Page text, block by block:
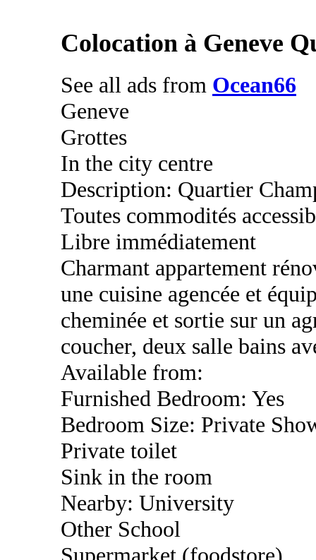
Colocation à Geneve
See all ads from Ocean66
Geneve
Grottes
In the city centre
Description: Quartier
Toutes commodités
Libre immédiatement
Charmant appartement
une cuisine agencée et
cheminée et sortie sur un
coucher, deux salle bains
Available from:
Furnished Bedroom: Yes
Bedroom Size: Private
Private toilet
Sink in the room
Nearby: University
Other School
Supermarket (foodstore)